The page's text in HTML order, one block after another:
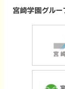
宮崎学園グルー
サ